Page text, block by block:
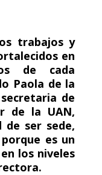
trabajos y
en
de cada
Paola de la
de
de la UAN,
de ser sede,
es un
los niveles